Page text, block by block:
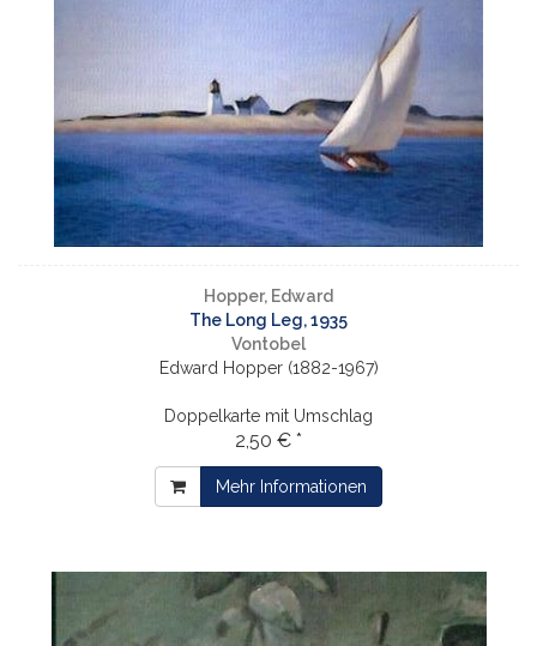
Hopper, Edward
The Long Leg, 1935
Vontobel
Edward Hopper (1882-1967)
Doppelkarte mit Umschlag
2,50 € *
Mehr Informationen